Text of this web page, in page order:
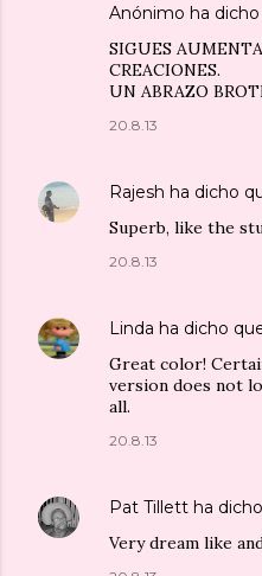
Anónimo ha
SIGUES
CREACIONES.
UN ABRAZO
20.8.13
Rajesh ha dicho
Superb, like the
20.8.13
Linda ha dicho
Great color!
version does not
all.
20.8.13
Pat Tillett ha
Very dream like